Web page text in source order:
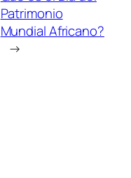
Patrimonio
Mundial Africano?
→